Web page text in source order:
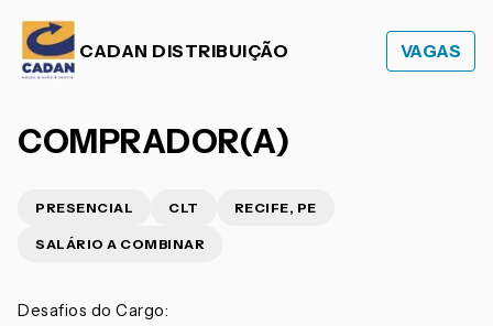
CADAN DISTRIBUIÇÃO VAGAS
COMPRADOR(A)
PRESENCIAL CLT RECIFE, PE
SALÁRIO A COMBINAR
Desafios do Cargo: